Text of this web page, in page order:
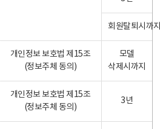
회원탈퇴시까
개인정보 보호법 제15조
(정보주체 동의)
모델
삭제시까지
개인정보 보호법 제15조
(정보주체 동의)
3년